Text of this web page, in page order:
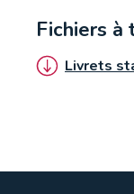
Fichiers à
Livrets